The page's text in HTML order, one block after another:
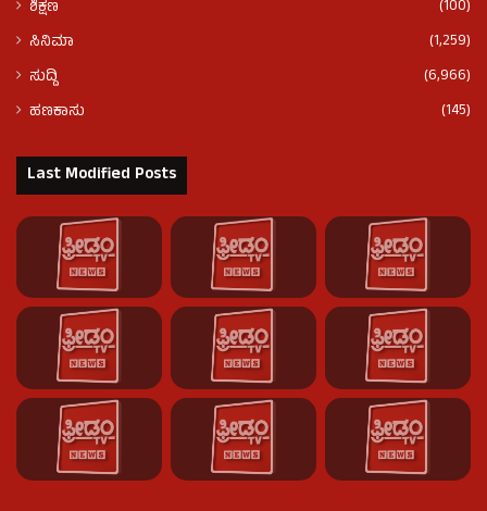
ಶಿಕ್ಷಣ
(100)
ಸಿನಿಮಾ
(1,259)
ಸುದ್ದಿ
(6,966)
ಹಣಕಾಸು
(145)
Last Modified Posts